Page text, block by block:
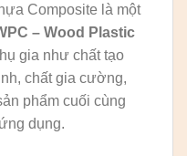
Composite là một
– Wood Plastic
gia như chất tạo
chất gia cường,
phẩm cuối cùng
dụng.